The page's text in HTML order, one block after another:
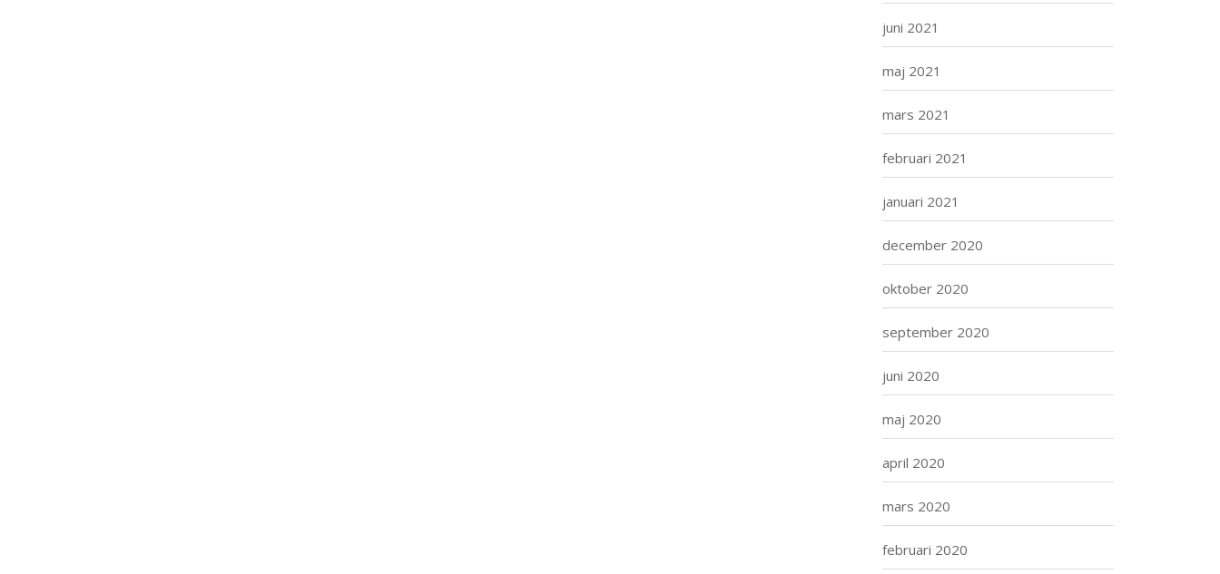
juni 2021
maj 2021
mars 2021
februari 2021
januari 2021
december 2020
oktober 2020
september 2020
juni 2020
maj 2020
april 2020
mars 2020
februari 2020